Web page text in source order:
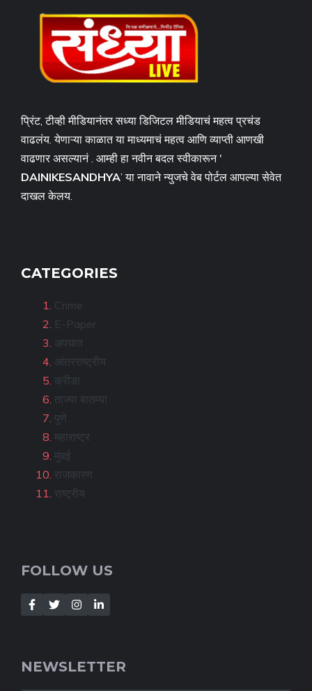
प्रिंट, टीव्ही मीडियानंतर सध्या डिजिटल मीडियाचं महत्व प्रचंड
वाढलंय. येणाऱ्या काळात या माध्यमाचं महत्व आणि व्याप्ती आणखी
वाढणार असल्यानं . आम्ही हा नवीन बदल स्वीकारून '
DAINIKESANDHYA’ या नावाने न्युजचे वेब पोर्टल आपल्या सेवेत
दाखल केलय.
CATEGORIES
Crime
E-Paper
अपघात
आंतरराष्ट्रीय
क्रीडा
ताज्या बातम्या
पुणे
महाराष्ट्र
मुंबई
राजकारण
राष्ट्रीय
FOLLOW US
NEWSLETTER